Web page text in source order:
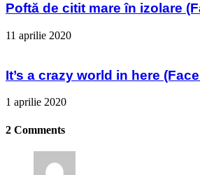
Poftă de citit mare în izolare
11 aprilie 2020
It’s a crazy world in here
1 aprilie 2020
2 Comments